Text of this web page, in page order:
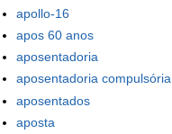
apollo-16
apos 60 anos
aposentadoria
aposentadoria compulsória
aposentados
aposta